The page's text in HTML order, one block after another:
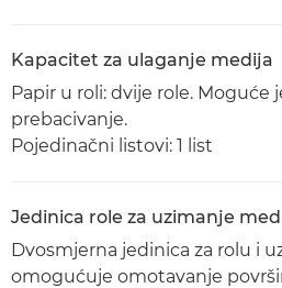
Kapacitet za ulaganje medija
Papir u roli: dvije role. Moguće
prebacivanje.
Pojedinačni listovi: 1 list
Jedinica role za uzimanje
Dvosmjerna jedinica za rolu i
omogućuje omotavanje